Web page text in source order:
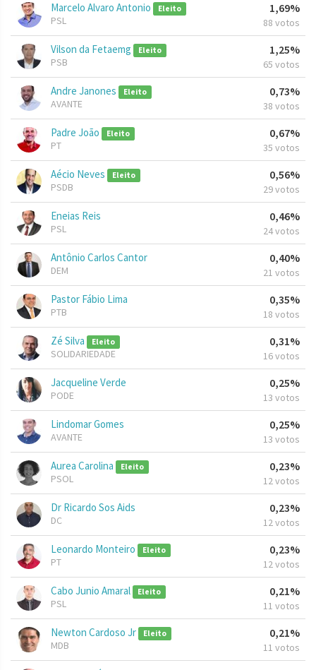
Marcelo Alvaro Antonio Eleito
PSL
1,69%
88 votos
Vilson da Fetaemg Eleito
PSB
1,25%
65 votos
Andre Janones Eleito
AVANTE
0,73%
38 votos
Padre João Eleito
PT
0,67%
35 votos
Aécio Neves Eleito
PSDB
0,56%
29 votos
Eneias Reis
PSL
0,46%
24 votos
Antônio Carlos Cantor
DEM
0,40%
21 votos
Pastor Fábio Lima
PTB
0,35%
18 votos
Zé Silva Eleito
SOLIDARIEDADE
0,31%
16 votos
Jacqueline Verde
PODE
0,25%
13 votos
Lindomar Gomes
AVANTE
0,25%
13 votos
Aurea Carolina Eleito
PSOL
0,23%
12 votos
Dr Ricardo Sos Aids
DC
0,23%
12 votos
Leonardo Monteiro Eleito
PT
0,23%
12 votos
Cabo Junio Amaral Eleito
PSL
0,21%
11 votos
Newton Cardoso Jr Eleito
MDB
0,21%
11 votos